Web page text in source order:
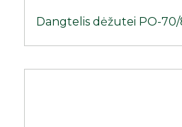
Dangtelis dėžutei PO-